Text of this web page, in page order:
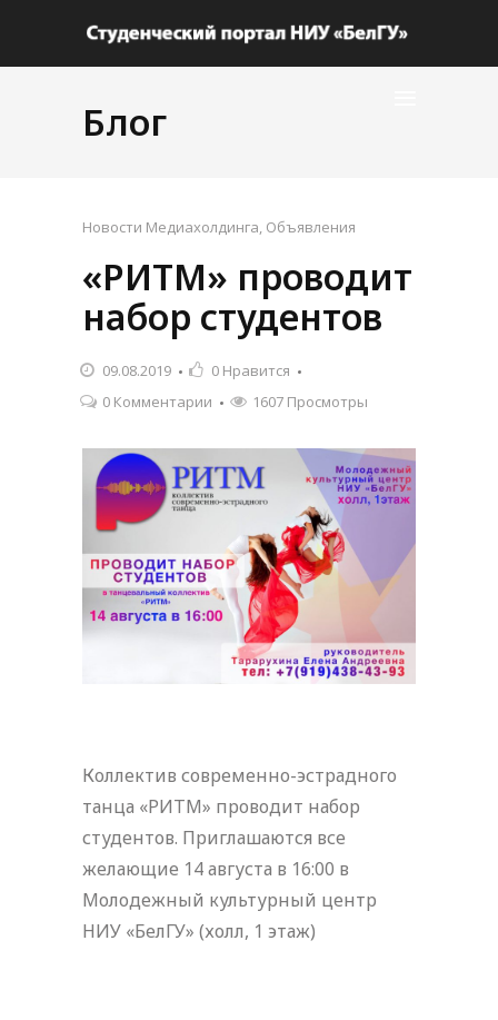
Блог
Новости Медиахолдинга, Объявления
«РИТМ» проводит
набор студентов
09.08.2019 0 Нравится
0 Комментарии
1607 Просмотры
Коллектив современно-эстрадного
танца «РИТМ» проводит набор
студентов. Приглашаются все
желающие 14 августа в 16:00 в
Молодежный культурный центр
НИУ «БелГУ» (холл, 1 этаж)